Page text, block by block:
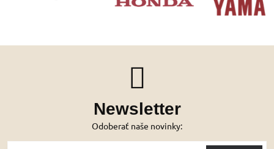
Newsletter
Odoberať naše novinky: